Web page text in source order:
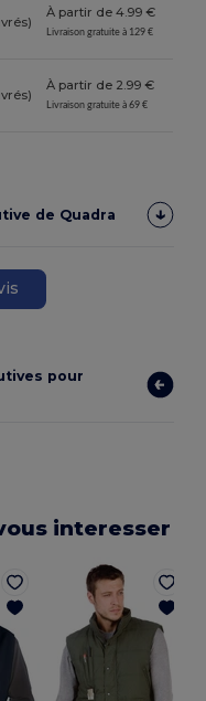
À partir de 4.99 €
Livraison gratuite à 129 €
À partir de 2.99 €
Livraison gratuite à 69 €
de Quadra
pour
interesser